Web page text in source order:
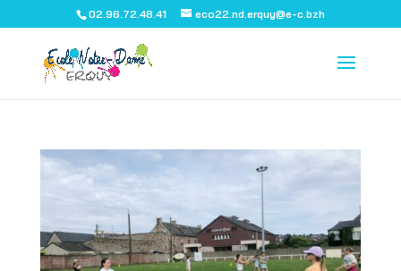
02.96.72.48.41 eco22.nd.erquy@e-c.bzh